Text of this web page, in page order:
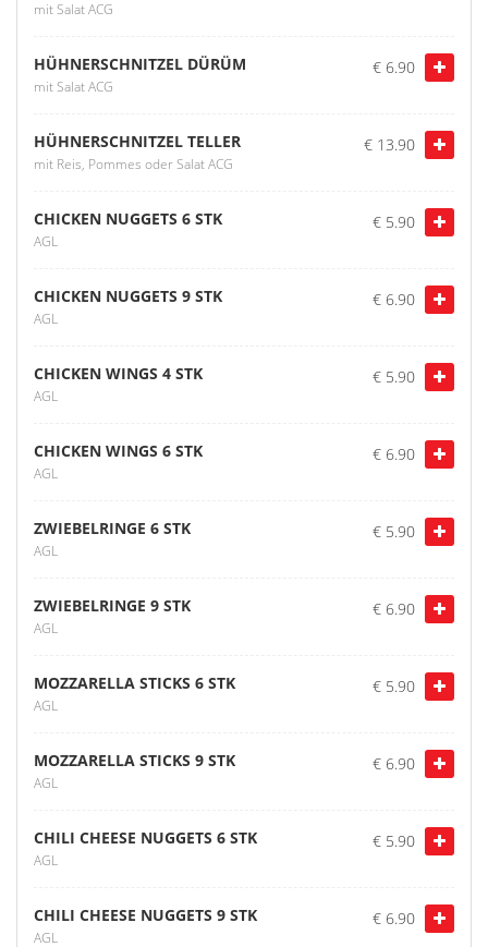
mit Salat ACG
HÜHNERSCHNITZEL DÜRÜM
mit Salat ACG
€ 6.90
HÜHNERSCHNITZEL TELLER
mit Reis, Pommes oder Salat ACG
€ 13.90
CHICKEN NUGGETS 6 STK
AGL
€ 5.90
CHICKEN NUGGETS 9 STK
AGL
€ 6.90
CHICKEN WINGS 4 STK
AGL
€ 5.90
CHICKEN WINGS 6 STK
AGL
€ 6.90
ZWIEBELRINGE 6 STK
AGL
€ 5.90
ZWIEBELRINGE 9 STK
AGL
€ 6.90
MOZZARELLA STICKS 6 STK
AGL
€ 5.90
MOZZARELLA STICKS 9 STK
AGL
€ 6.90
CHILI CHEESE NUGGETS 6 STK
AGL
€ 5.90
CHILI CHEESE NUGGETS 9 STK
AGL
€ 6.90